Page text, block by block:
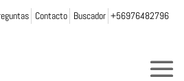
Contacto Buscador +56976482796
– Fiestas Patrias